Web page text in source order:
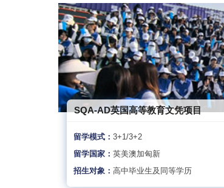
SQA-AD英国高等教育文凭项目
留学模式：3+1/3+2
留学国家：英美澳加匈新
招生对象： 高中毕业生及同等学历